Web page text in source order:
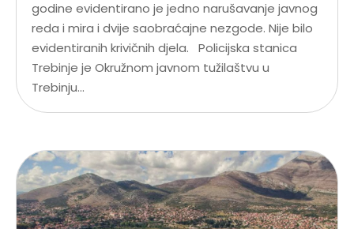
godine evidentirano je jedno narušavanje javnog
reda i mira i dvije saobraćajne nezgode. Nije bilo
evidentiranih krivičnih djela. Policijska stanica
Trebinje je Okružnom javnom tužilaštvu u
Trebinju...